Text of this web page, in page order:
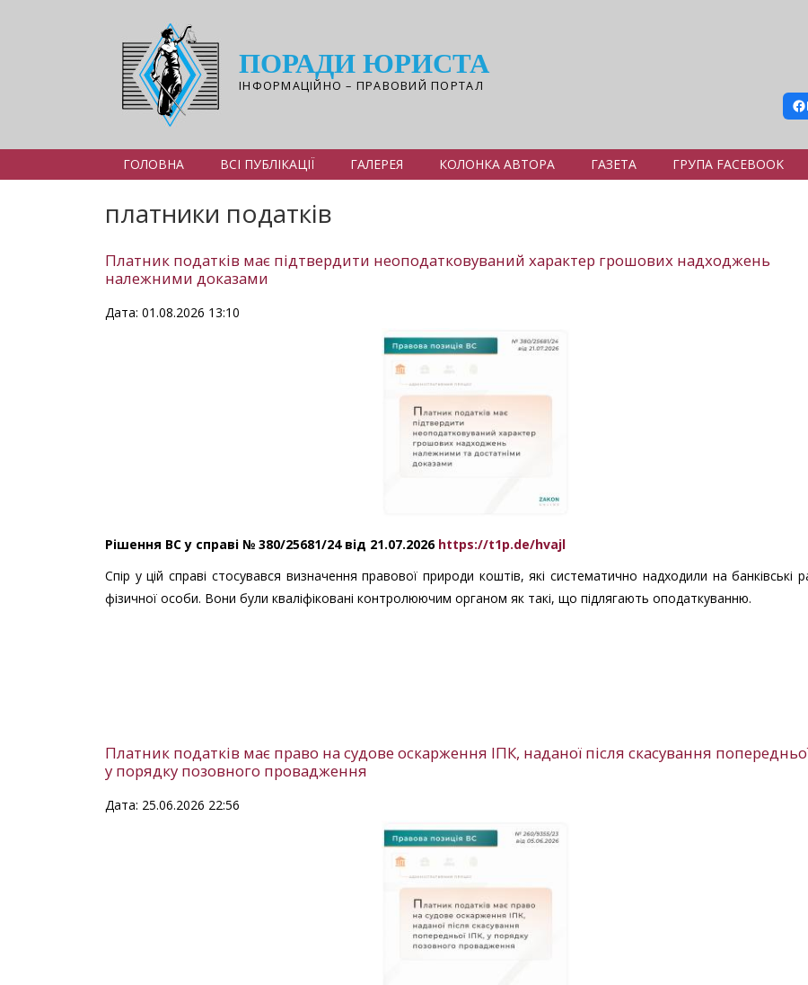
ПОРАДИ ЮРИСТА
ІНФОРМАЦІЙНО – ПРАВОВИЙ ПОРТАЛ
ГОЛОВНА ВСІ ПУБЛІКАЦІЇ ГАЛЕРЕЯ КОЛОНКА АВТОРА ГАЗЕТА ГРУПА FACEBOOK
платники податків
Платник податків має підтвердити неоподатковуваний характер грошових надходжень
належними доказами
Дата: 01.08.2026 13:10
Рішення ВС у справі № 380/25681/24 від 21.07.2026 https://t1p.de/hvajl
Спір у цій справі стосувався визначення правової природи коштів, які систематично надходили на банківські
фізичної особи. Вони були кваліфіковані контролюючим органом як такі, що підлягають оподаткуванню.
Платник податків має право на судове оскарження ІПК, наданої після скасування
у порядку позовного провадження
Дата: 25.06.2026 22:56